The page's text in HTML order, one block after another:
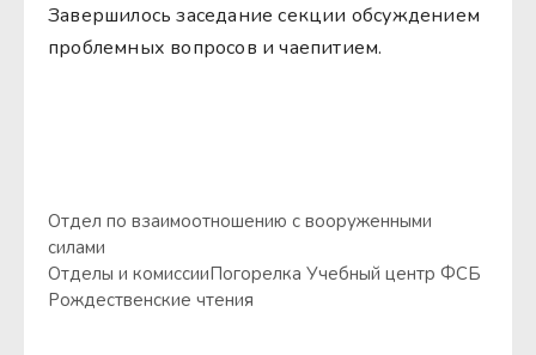
Завершилось заседание секции обсуждением
проблемных вопросов и чаепитием.
Отдел по взаимоотношению с вооруженными
силами
Отделы и комиссииПогорелка Учебный центр ФСБ
Рождественские чтения